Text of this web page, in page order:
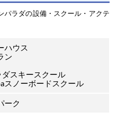
パラダの設備・スクール・アクテ
ハウス
ン
スキースクール
スノーボードスクール
ーク